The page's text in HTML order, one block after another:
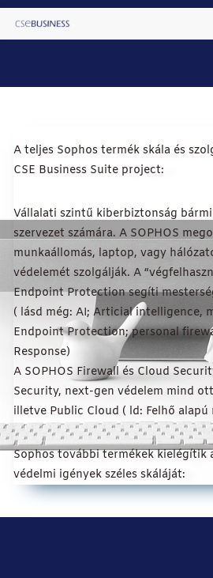
content
A teljes Sophos termék skála és
CSE Business Suite project:
Vállalati szintű kiberbiztonság
szervezet számára. A SOPHOS
munkaállomás, laptop, vagy
védelemét szolgálják. A
Endpoint Protection segíti
( lásd még: AI; Articial intelligence,
Endpoint Protection; personal
Response)
A SOPHOS Firewall és Cloud
Security, next-gen védelem mind
illetve Public Cloud ( ld: Felhő alapú
Sophos további termékek kielégítik
védelmi igények széles skáláját: